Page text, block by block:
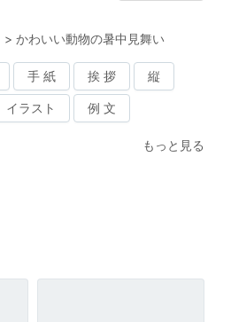
> かわいい動物の暑中見舞い
手 紙 挨 拶 縦
イラスト 例 文
もっと見る